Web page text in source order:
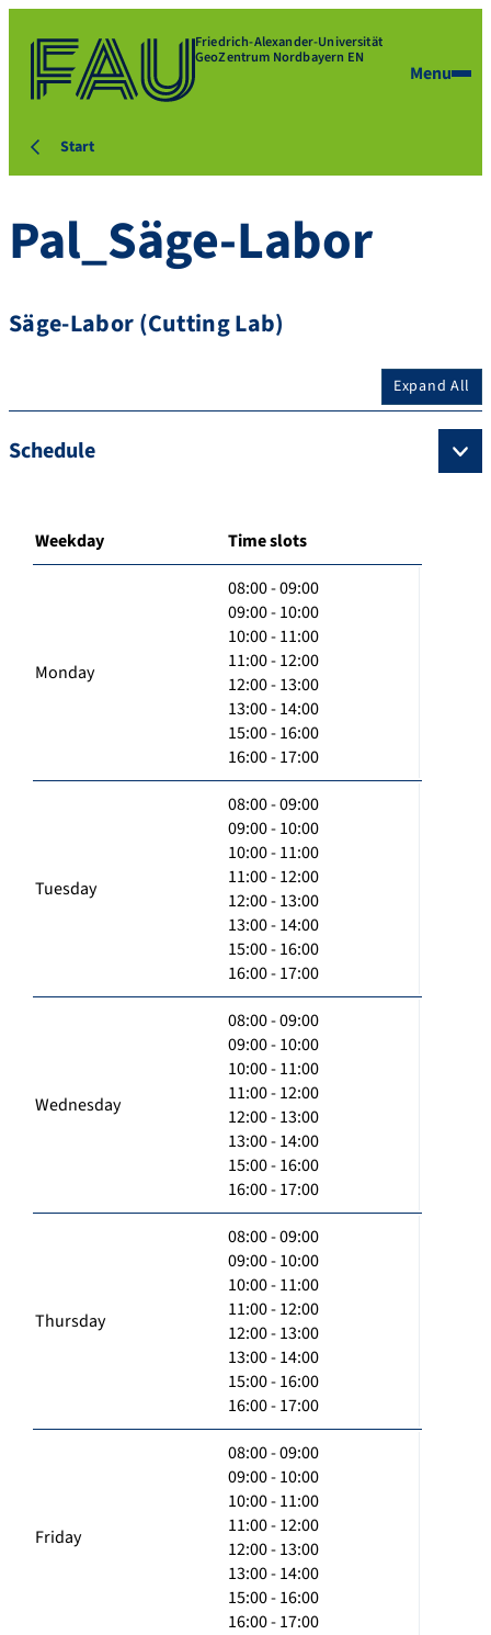
Friedrich-Alexander-Universität
GeoZentrum Nordbayern EN
Menu
Start
Pal_Säge-Labor
Säge-Labor (Cutting Lab)
Expand All
Schedule
Weekday Time slots
Monday
08:00 - 09:00
09:00 - 10:00
10:00 - 11:00
11:00 - 12:00
12:00 - 13:00
13:00 - 14:00
15:00 - 16:00
16:00 - 17:00
Tuesday
08:00 - 09:00
09:00 - 10:00
10:00 - 11:00
11:00 - 12:00
12:00 - 13:00
13:00 - 14:00
15:00 - 16:00
16:00 - 17:00
Wednesday
08:00 - 09:00
09:00 - 10:00
10:00 - 11:00
11:00 - 12:00
12:00 - 13:00
13:00 - 14:00
15:00 - 16:00
16:00 - 17:00
Thursday
08:00 - 09:00
09:00 - 10:00
10:00 - 11:00
11:00 - 12:00
12:00 - 13:00
13:00 - 14:00
15:00 - 16:00
16:00 - 17:00
Friday
08:00 - 09:00
09:00 - 10:00
10:00 - 11:00
11:00 - 12:00
12:00 - 13:00
13:00 - 14:00
15:00 - 16:00
16:00 - 17:00